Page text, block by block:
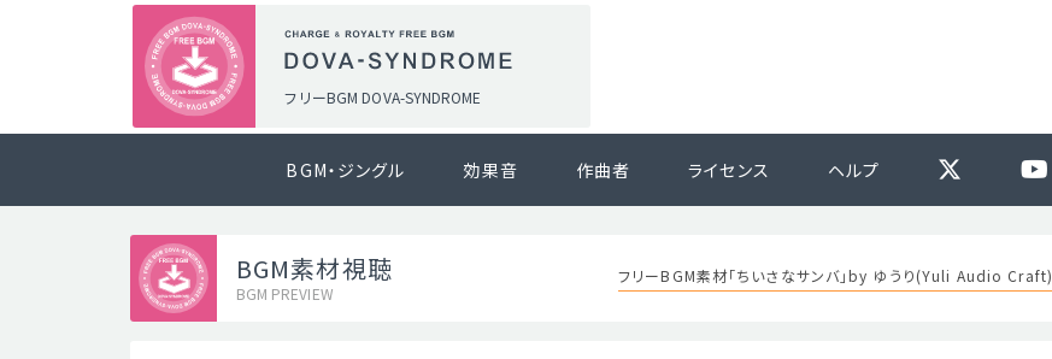
フリーBGM DOVA-SYNDROME
BGM・ジングル 効果音 作曲者 ライセンス ヘルプ
BGM素材視聴
BGM PREVIEW
フリーBGM素材「ちいさなサンバ」by ゆうり(Yuli Audio Craft)